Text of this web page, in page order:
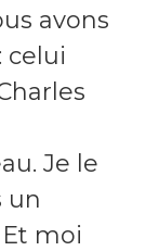
avons
celui
Je le
un
moi